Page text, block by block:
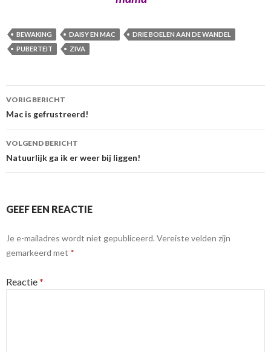
BEWAKING DAISY EN MAC
DRIE BOELEN AAN DE WANDEL
PUBERTEIT
ZIVA
Berichtnavigatie
VORIG BERICHT
Mac is gefrustreerd!
VOLGEND BERICHT
Natuurlijk ga ik er weer bij liggen!
GEEF EEN REACTIE
Je e-mailadres wordt niet gepubliceerd.Vereiste velden zijn
gemarkeerd met *
Reactie*